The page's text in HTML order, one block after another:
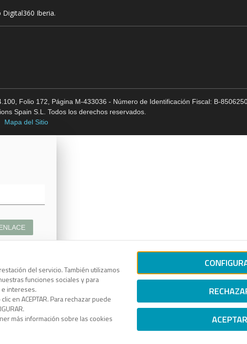
del servicio. También utilizamos
funciones sociales y para
intereses.
en ACEPTAR. Para rechazar puede
más información sobre las cookies
ACEPTAR
Digital360 Iberia.
Folio 172, Página M-433036 - Número de Identificación Fiscal: B-
Spain S.L. Todos los derechos reservados.
Mapa del Sitio